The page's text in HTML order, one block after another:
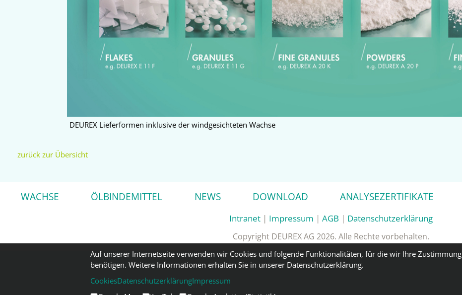
DEUREX Lieferformen inklusive der windgesichteten Wachse
zurück zur Übersicht
WACHSE ÖLBINDEMITTEL NEWS DOWNLOAD ANALYSEZERTIFIKATE
Intranet | Impressum | AGB | Datenschutzerklärung
Copyright DEUREX AG 2026. Alle Rechte vorbehalten.
Auf unserer Internetseite verwenden wir Cookies und folgende Funktionalitäten, für die wir Ihre Zustimmung
benötigen. Weitere Informationen erhalten Sie in unserer Datenschutzerklärung.
CookiesDatenschutzerklärungImpressum